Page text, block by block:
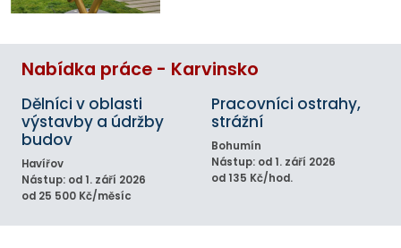
Nabídka práce - Karvinsko
Dělníci v oblasti
výstavby a údržby
budov
Havířov
Nástup: od 1. září 2026
od 25 500 Kč/měsíc
Pracovníci ostrahy,
strážní
Bohumín
Nástup: od 1. září 2026
od 135 Kč/hod.